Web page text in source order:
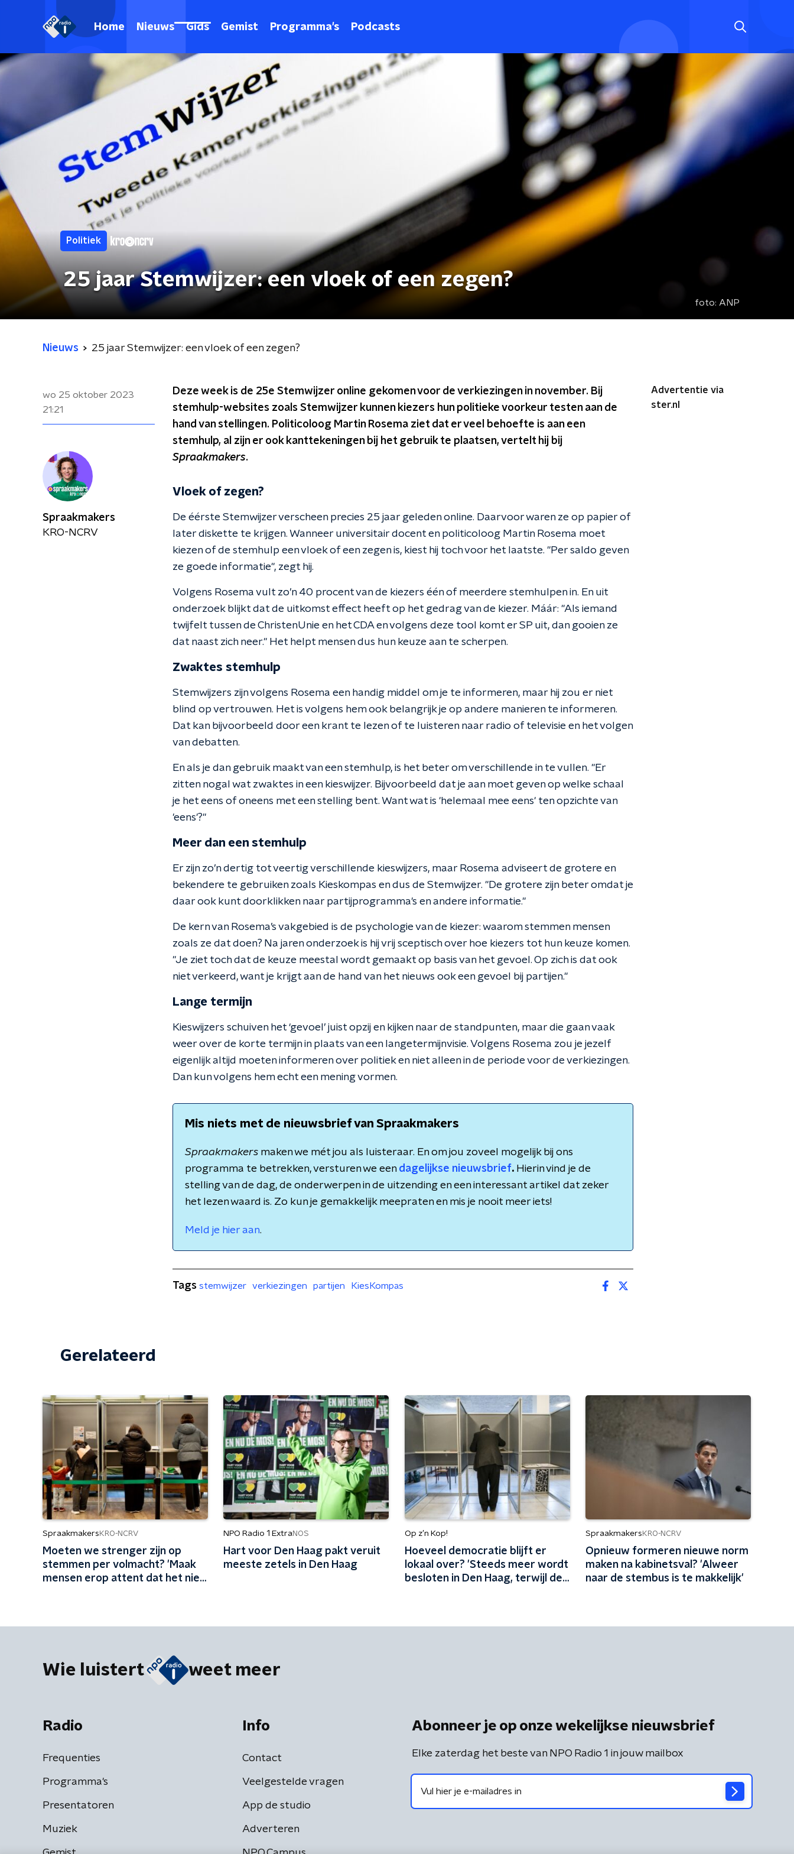
Home Nieuws Gids Gemist Programma's Podcasts
Politiek
25 jaar Stemwijzer: een vloek of een zegen?
foto: ANP
Nieuws 25 jaar Stemwijzer: een vloek of een zegen?
wo 25 oktober 2023
21:21
Deze week is de 25e Stemwijzer online gekomen voor de verkiezingen in november. Bij
stemhulp-websites zoals Stemwijzer kunnen kiezers hun politieke voorkeur testen aan de
hand van stellingen. Politicoloog Martin Rosema ziet dat er veel behoefte is aan een
stemhulp, al zijn er ook kanttekeningen bij het gebruik te plaatsen, vertelt hij bij
Spraakmakers.
Vloek of zegen?
De éérste Stemwijzer verscheen precies 25 jaar geleden online. Daarvoor waren ze op papier of
later diskette te krijgen. Wanneer universitair docent en politicoloog Martin Rosema moet
kiezen of de stemhulp een vloek of een zegen is, kiest hij toch voor het laatste. "Per saldo geven
ze goede informatie", zegt hij.
Volgens Rosema vult zo’n 40 procent van de kiezers één of meerdere stemhulpen in. En uit
onderzoek blijkt dat de uitkomst effect heeft op het gedrag van de kiezer. Máár: "Als iemand
twijfelt tussen de ChristenUnie en het CDA en volgens deze tool komt er SP uit, dan gooien ze
dat naast zich neer." Het helpt mensen dus hun keuze aan te scherpen.
Zwaktes stemhulp
Stemwijzers zijn volgens Rosema een handig middel om je te informeren, maar hij zou er niet
blind op vertrouwen. Het is volgens hem ook belangrijk je op andere manieren te informeren.
Dat kan bijvoorbeeld door een krant te lezen of te luisteren naar radio of televisie en het volgen
van debatten.
En als je dan gebruik maakt van een stemhulp, is het beter om verschillende in te vullen. "Er
zitten nogal wat zwaktes in een kieswijzer. Bijvoorbeeld dat je aan moet geven op welke schaal
je het eens of oneens met een stelling bent. Want wat is 'helemaal mee eens' ten opzichte van
'eens'?"
Meer dan een stemhulp
Er zijn zo’n dertig tot veertig verschillende kieswijzers, maar Rosema adviseert de grotere en
bekendere te gebruiken zoals Kieskompas en dus de Stemwijzer. "De grotere zijn beter omdat je
daar ook kunt doorklikken naar partijprogramma's en andere informatie."
De kern van Rosema’s vakgebied is de psychologie van de kiezer: waarom stemmen mensen
zoals ze dat doen? Na jaren onderzoek is hij vrij sceptisch over hoe kiezers tot hun keuze komen.
"Je ziet toch dat de keuze meestal wordt gemaakt op basis van het gevoel. Op zich is dat ook
niet verkeerd, want je krijgt aan de hand van het nieuws ook een gevoel bij partijen."
Lange termijn
Kieswijzers schuiven het ‘gevoel’ juist opzij en kijken naar de standpunten, maar die gaan vaak
weer over de korte termijn in plaats van een langetermijnvisie. Volgens Rosema zou je jezelf
eigenlijk altijd moeten informeren over politiek en niet alleen in de periode voor de verkiezingen.
Dan kun volgens hem echt een mening vormen.
Mis niets met de nieuwsbrief van Spraakmakers
Spraakmakers maken we mét jou als luisteraar. En om jou zoveel mogelijk bij ons
programma te betrekken, versturen we een dagelijkse nieuwsbrief. Hierin vind je de
stelling van de dag, de onderwerpen in de uitzending en een interessant artikel dat zeker
het lezen waard is. Zo kun je gemakkelijk meepraten en mis je nooit meer iets!
Meld je hier aan.
Advertentie via
ster.nl
Spraakmakers
KRO-NCRV
Tags stemwijzer verkiezingen partijen KiesKompas
Gerelateerd
Spraakmakers KRO-NCRV
Moeten we strenger zijn op
stemmen per volmacht? 'Maak
mensen erop attent dat het niet
NPO Radio 1 ExtraNOS
Hart voor Den Haag pakt veruit
meeste zetels in Den Haag
Op z’n Kop!
Hoeveel democratie blijft er
lokaal over? 'Steeds meer wordt
besloten in Den Haag, terwijl de
Spraakmakers KRO-NCRV
Opnieuw formeren nieuwe norm
maken na kabinetsval? 'Alweer
naar de stembus is te makkelijk'
Wie luistert weet meer
Radio
Frequenties
Programma's
Presentatoren
Muziek
Info
Contact
Veelgestelde vragen
App de studio
Adverteren
Abonneer je op onze wekelijkse nieuwsbrief
Elke zaterdag het beste van NPO Radio 1 in jouw mailbox